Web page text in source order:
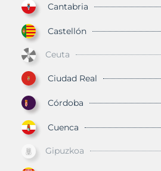
Cantabria
Castellón
Ceuta
Ciudad Real
Córdoba
Cuenca
Gipuzkoa